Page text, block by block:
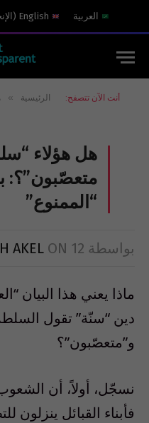
العربية English
(
أنت الآن تتصفح: الرئيسية »
هل هؤلاء
متعصّبون”؟:
“الممنوع”
بواسطة AKEL ON 12 مايو 2011
ماذا يعني هذا البيان
دين “سنّة” تقول
و”متعصّبون”؟
نسجّل، أولاً، أن
فأبناء القبائل ينزلون